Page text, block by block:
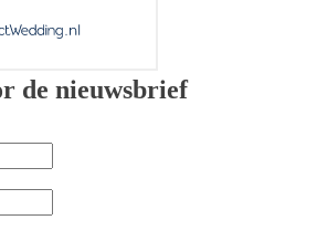
de nieuwsbrief